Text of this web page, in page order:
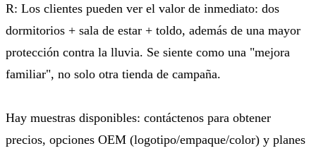
R: Los clientes pueden ver el valor de inmediato: dos
dormitorios + sala de estar + toldo, además de una mayor
protección contra la lluvia. Se siente como una "mejora
familiar", no solo otra tienda de campaña.
Hay muestras disponibles: contáctenos para obtener
precios, opciones OEM (logotipo/empaque/color) y planes